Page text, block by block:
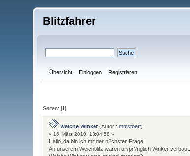
Blitzfahrer
Übersicht Einloggen Registrieren
Seiten: [1]
Welche Winker (Autor :mmstoeff)
« 16. März 2010, 13:04:58 »
Hallo, da bin ich mit der n?chsten Frage:
An unserem Weichblitz waren urspr?nglich Winker verbaut: